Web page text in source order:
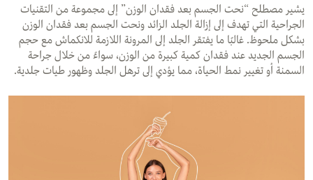
يشير مصطلح “نحت الجسم بعد فقدان الوزن” إلى مجموعة من التقنيات
الجراحية التي تهدف إلى إزالة الجلد الزائد ونحت الجسم بعد فقدان الوزن
بشكل ملحوظ. غالبًا ما يفتقر الجلد إلى المرونة اللازمة للانكماش مع حجم
الجسم الجديد عند فقدان كمية كبيرة من الوزن، سواءً من خلال جراحة
السمنة أو تغيير نمط الحياة، مما يؤدي إلى ترهل الجلد وظهور طيات جلدية.